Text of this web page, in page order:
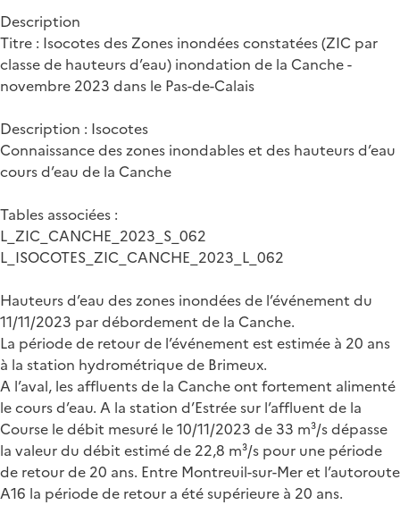
Description
Titre : Isocotes des Zones inondées constatées (ZIC par
classe de hauteurs d’eau) inondation de la Canche -
novembre 2023 dans le Pas-de-Calais
Description : Isocotes
Connaissance des zones inondables et des hauteurs d’eau
cours d’eau de la Canche
Tables associées :
L_ZIC_CANCHE_2023_S_062
L_ISOCOTES_ZIC_CANCHE_2023_L_062
Hauteurs d’eau des zones inondées de l’événement du
11/11/2023 par débordement de la Canche.
La période de retour de l’événement est estimée à 20 ans
à la station hydrométrique de Brimeux.
A l’aval, les affluents de la Canche ont fortement alimenté
le cours d’eau. A la station d’Estrée sur l’affluent de la
Course le débit mesuré le 10/11/2023 de 33 m³/s dépasse
la valeur du débit estimé de 22,8 m³/s pour une période
de retour de 20 ans. Entre Montreuil-sur-Mer et l’autoroute
A16 la période de retour a été supérieure à 20 ans.